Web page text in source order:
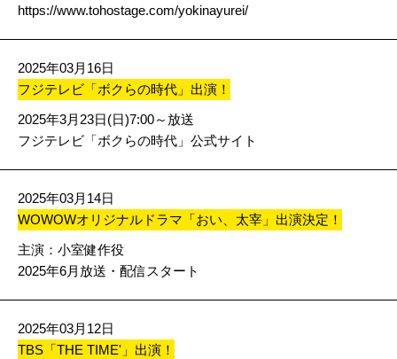
https://www.tohostage.com/yokinayurei/
2025年03月16日
フジテレビ「ボクらの時代」出演！
2025年3月23日(日)7:00～放送
フジテレビ「ボクらの時代」公式サイト
2025年03月14日
WOWOWオリジナルドラマ「おい、太宰」出演決定！
主演：小室健作役
2025年6月放送・配信スタート
2025年03月12日
TBS「THE TIME'」出演！